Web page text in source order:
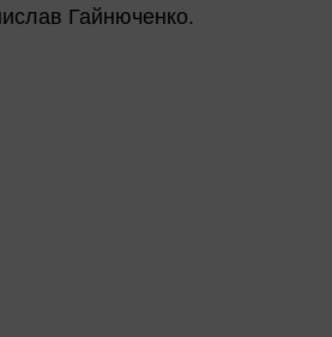
Гайнюченко.